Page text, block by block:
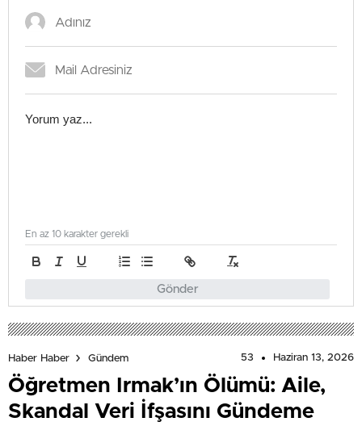
Gönder
En az 10 karakter gerekli
Haber Haber Gündem 53 Haziran 13, 2026
Öğretmen Irmak’ın Ölümü: Aile,
Skandal Veri İfşasını Gündeme